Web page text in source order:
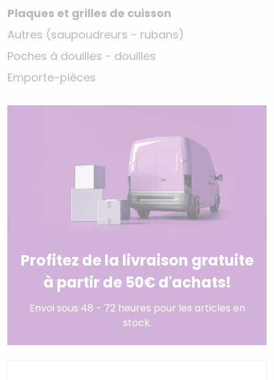
Plaques et grilles de cuisson
Autres (saupoudreurs - rubans)
Poches à douilles - douilles
Emporte-pièces
Profitez de la livraison gratuite
à partir de 50€ d'achats!
Envoi sous 48 - 72 heures pour les articles en
stock.